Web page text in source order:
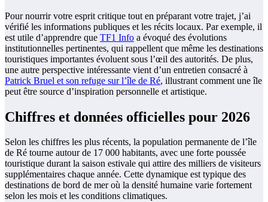
Pour nourrir votre esprit critique tout en préparant votre trajet, j’ai
vérifié les informations publiques et les récits locaux. Par exemple, il
est utile d’apprendre que TF1 Info a évoqué des évolutions
institutionnelles pertinentes, qui rappellent que même les destinations
touristiques importantes évoluent sous l’œil des autorités. De plus,
une autre perspective intéressante vient d’un entretien consacré à
Patrick Bruel et son refuge sur l’île de Ré, illustrant comment une île
peut être source d’inspiration personnelle et artistique.
Chiffres et données officielles pour 2026
Selon les chiffres les plus récents, la population permanente de l’île
de Ré tourne autour de 17 000 habitants, avec une forte poussée
touristique durant la saison estivale qui attire des milliers de visiteurs
supplémentaires chaque année. Cette dynamique est typique des
destinations de bord de mer où la densité humaine varie fortement
selon les mois et les conditions climatiques.